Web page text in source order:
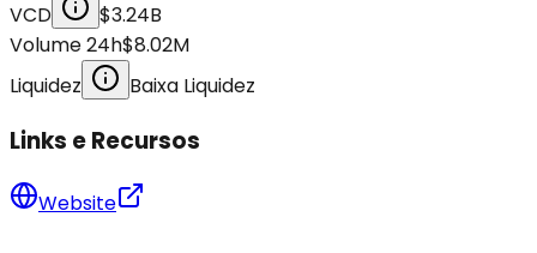
VCD
$3.24B
Volume 24h$8.02M
Liquidez
Baixa Liquidez
Links e Recursos
Website